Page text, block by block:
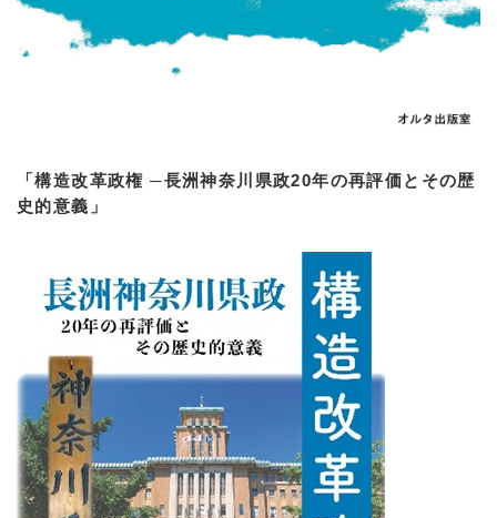
「構造改革政権 ─長洲神奈川県政20年の再評価とその歴
史的意義」